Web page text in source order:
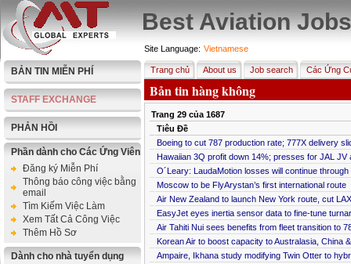
Best Aviation Jobs
BẢN TIN MIỄN PHÍ
STAFF EXCHANGE
PHẢN HỒI
Phần dành cho Các Ứng Viên
Đăng ký Miễn Phí
Thông báo công việc bằng
email
Tìm Kiếm Việc Làm
Xem Tất Cả Công Việc
Thêm Hồ Sơ
Dành cho nhà tuyển dụng
Site Language: Vietnamese
Trang chủ About us Job search Các Ứng
Bản tin hàng không
Trang 29của 1687
Tiêu Đề
Boeing to cut 787 production rate; 777X delivery
Hawaiian 3Q profit down 14%; presses for JAL JV
O´Leary: LaudaMotion losses will continue through
Moscow to be FlyArystan’s first international route
Air New Zealand to launch New York route, cut
EasyJet eyes inertia sensor data to fine-tune
Air Tahiti Nui sees benefits from fleet transition to
Korean Air to boost capacity to Australasia, China
Ampaire, Ikhana study modifying Twin Otter to